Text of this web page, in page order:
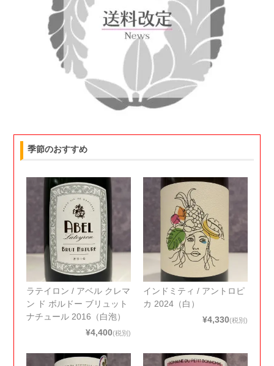
季節のおすすめ
ラテイロン / アベル クレマ
ン ド ボルドー ブリュット
ナチュール 2016（白泡）
¥4,400(税別)
インドミティ / アントロピ
カ 2024（白）
¥4,330(税別)